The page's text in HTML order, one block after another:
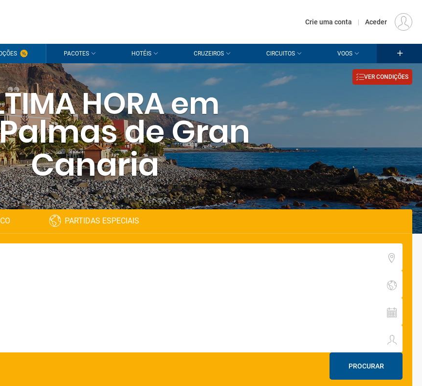
Crie uma conta | Aceder
PACOTES HOTÉIS CRUZEIROS CIRCUITOS VOOS
HORA em
de Gran
Canaria
VER CONDIÇÕES
PARTIDAS ESPECIAIS
PROCURAR